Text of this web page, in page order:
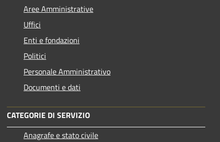
Aree Amministrative
Uffici
Enti e fondazioni
Politici
Personale Amministrativo
Documenti e dati
CATEGORIE DI SERVIZIO
Anagrafe e stato civile